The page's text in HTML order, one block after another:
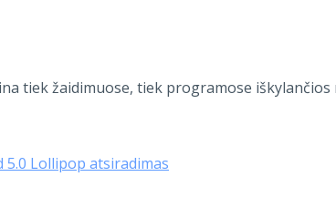
tiek žaidimuose, tiek programose iškylančios